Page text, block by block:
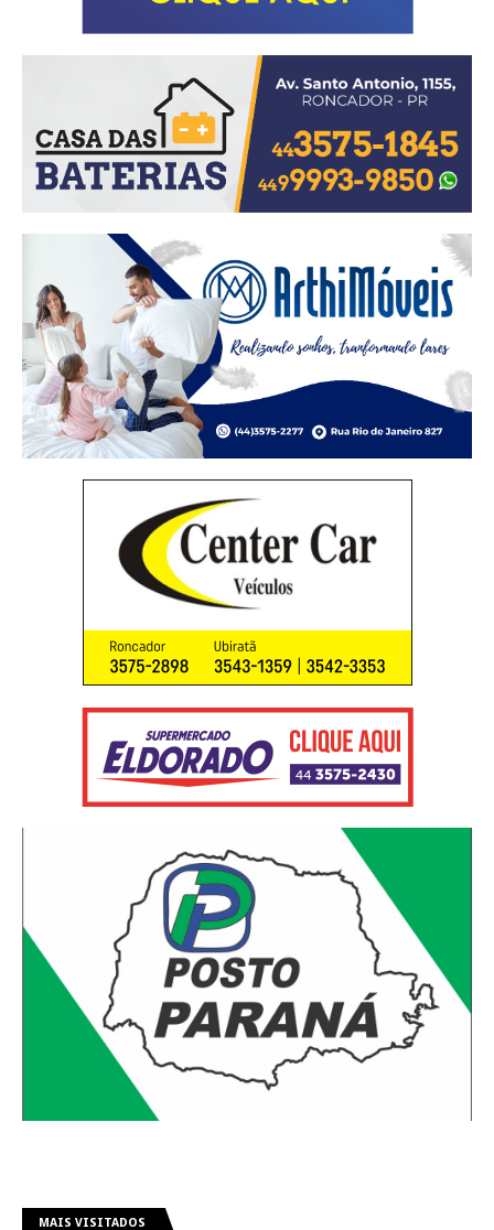
MAIS VISITADOS